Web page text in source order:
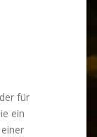
für
ein